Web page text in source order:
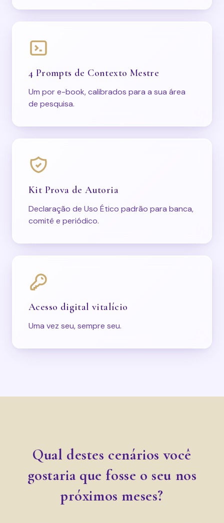
4 Prompts de Contexto Mestre
Um por e-book, calibrados para a sua área
de pesquisa.
Kit Prova de Autoria
Declaração de Uso Ético padrão para banca,
comitê e periódico.
Acesso digital vitalício
Uma vez seu, sempre seu.
Qual destes cenários você
gostaria que fosse o seu nos
próximos meses?